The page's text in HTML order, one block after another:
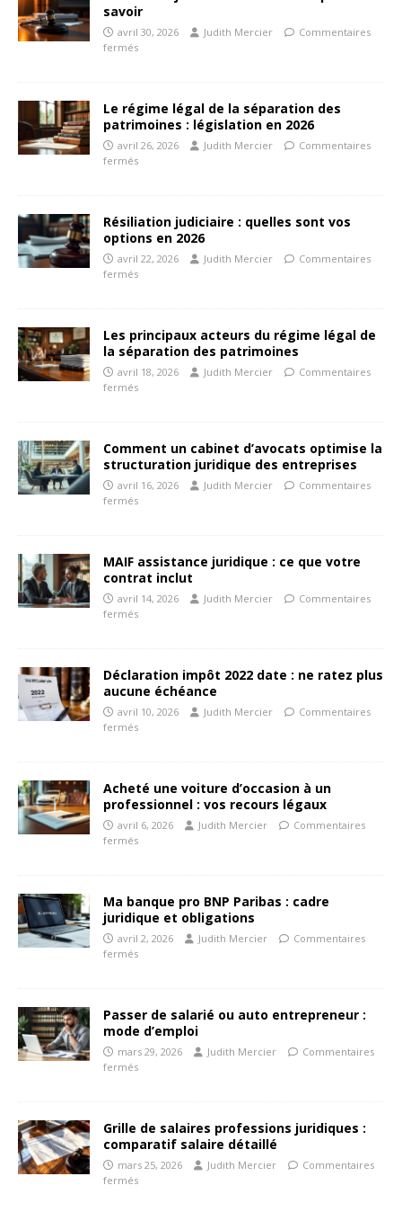
savoir
avril 30, 2026 Judith Mercier
Commentaires
fermés
Le régime légal de la séparation des
patrimoines : législation en 2026
avril 26, 2026 Judith Mercier
Commentaires
fermés
Résiliation judiciaire : quelles sont vos
options en 2026
avril 22, 2026 Judith Mercier
Commentaires
fermés
Les principaux acteurs du régime légal de
la séparation des patrimoines
avril 18, 2026 Judith Mercier
Commentaires
fermés
Comment un cabinet d’avocats optimise la
structuration juridique des entreprises
avril 16, 2026 Judith Mercier
Commentaires
fermés
MAIF assistance juridique : ce que votre
contrat inclut
avril 14, 2026 Judith Mercier
Commentaires
fermés
Déclaration impôt 2022 date : ne ratez plus
aucune échéance
avril 10, 2026 Judith Mercier
Commentaires
fermés
Acheté une voiture d’occasion à un
professionnel : vos recours légaux
avril 6, 2026 Judith Mercier
Commentaires
fermés
Ma banque pro BNP Paribas : cadre
juridique et obligations
avril 2, 2026 Judith Mercier
Commentaires
fermés
Passer de salarié ou auto entrepreneur :
mode d’emploi
mars 29, 2026 Judith Mercier
Commentaires
fermés
Grille de salaires professions juridiques :
comparatif salaire détaillé
mars 25, 2026 Judith Mercier
Commentaires
fermés